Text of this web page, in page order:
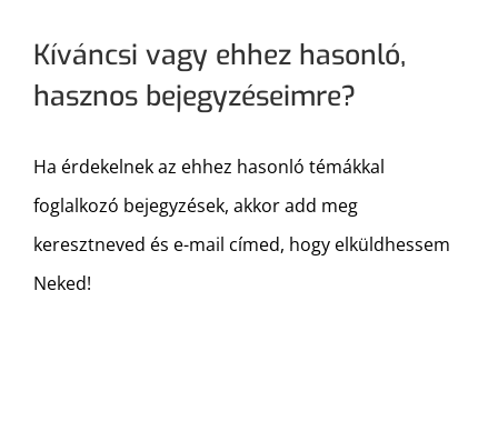
Kíváncsi vagy ehhez hasonló,
hasznos bejegyzéseimre?
Ha érdekelnek az ehhez hasonló témákkal
foglalkozó bejegyzések, akkor add meg
keresztneved és e-mail címed, hogy elküldhessem
Neked!